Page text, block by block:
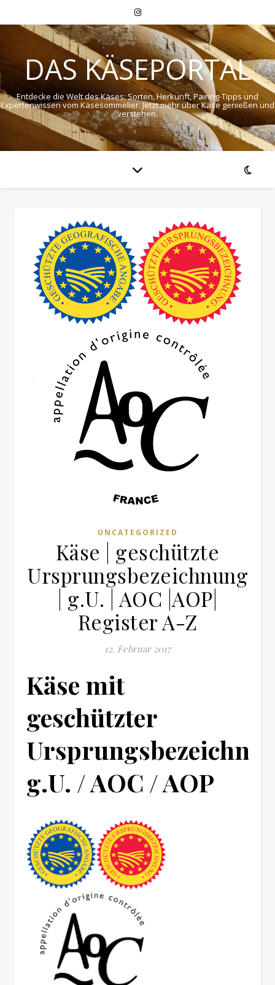
DAS KÄSEPORTAL
Entdecke die Welt des Käses: Sorten, Herkunft, Pairing-Tipps und
Expertenwissen vom Käsesommelier. Jetzt mehr über Käse genießen und
verstehen.
UNCATEGORIZED
Käse | geschützte
Ursprungsbezeichnung
| g.U. | AOC |AOP|
Register A-Z
12. Februar 2017
Käse mit
geschützter
g.U. / AOC / AOP